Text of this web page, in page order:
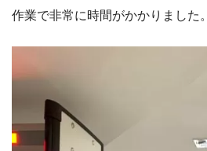
作業で非常に時間がかかりました。